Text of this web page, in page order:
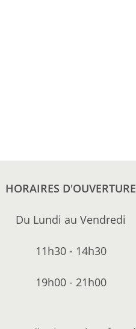
HORAIRES D'OUVERTURE
Du Lundi au Vendredi
11h30 - 14h30
19h00 - 21h00